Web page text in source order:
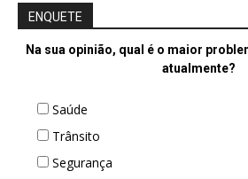
ENQUETE
Na sua opinião, qual é o maior
atualmente?
Saúde
Trânsito
Segurança